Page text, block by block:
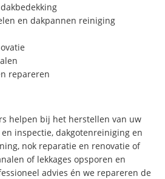
en dakpannen reiniging
repareren
helpen bij het herstellen van uw
inspectie, dakgotenreiniging en
nok reparatie en renovatie of
of lekkages opsporen en
advies én we repareren de